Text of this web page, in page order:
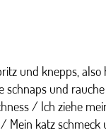
und knepps,
schnaps und
/ Ich ziehe
Mein katz schmeck